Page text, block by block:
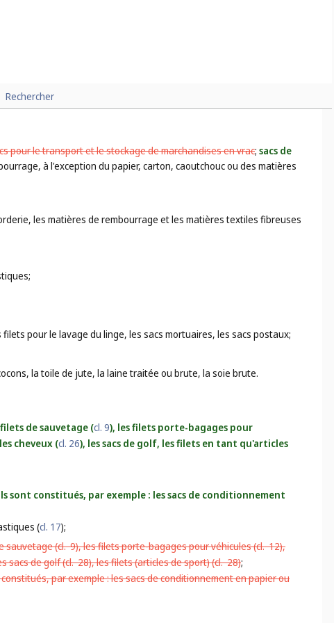
Rechercher
pour le transport et le stockage de marchandises en vrac; sacs de
à l'exception du papier, carton, caoutchouc ou des matières
les matières de rembourrage et les matières textiles fibreuses
pour le lavage du linge, les sacs mortuaires, les sacs postaux;
la toile de jute, la laine traitée ou brute, la soie brute.
de sauvetage (cl. 9), les filets porte-bagages pour
cheveux (cl. 26), les sacs de golf, les filets en tant qu'articles
sont constitués, par exemple : les sacs de conditionnement
(cl. 17);
sauvetage (cl. 9), les filets porte-bagages pour véhicules (cl. 12),
sacs de golf (cl. 28), les filets (articles de sport) (cl. 28);
par exemple : les sacs de conditionnement en papier ou